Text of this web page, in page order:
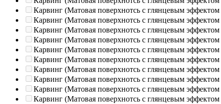
Карвинг (Матовая поверхнотсь с глянцевым эффектом
Карвинг (Матовая поверхнотсь с глянцевым эффектом
Карвинг (Матовая поверхнотсь с глянцевым эффектом
Карвинг (Матовая поверхнотсь с глянцевым эффектом
Карвинг (Матовая поверхнотсь с глянцевым эффектом
Карвинг (Матовая поверхнотсь с глянцевым эффектом
Карвинг (Матовая поверхнотсь с глянцевым эффектом
Карвинг (Матовая поверхнотсь с глянцевым эффектом
Карвинг (Матовая поверхнотсь с глянцевым эффектом
Карвинг (Матовая поверхнотсь с глянцевым эффектом